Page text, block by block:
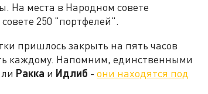
На места в Народном совете
250 "портфелей".
пришлось закрыть на пять часов
каждому. Напомним, единственными
Ракка и Идлиб - они находятся под